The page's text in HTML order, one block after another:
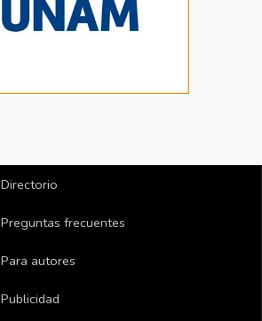
Directorio
Preguntas frecuentes
Para autores
Publicidad